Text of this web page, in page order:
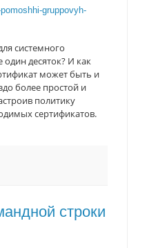
gruppovyh-
системного
десяток? И как
может быть и
более простой и
политику
сертификатов.
строки